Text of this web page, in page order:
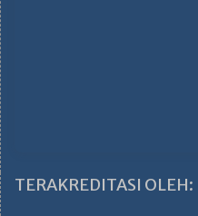
TERAKREDITASI OLEH: